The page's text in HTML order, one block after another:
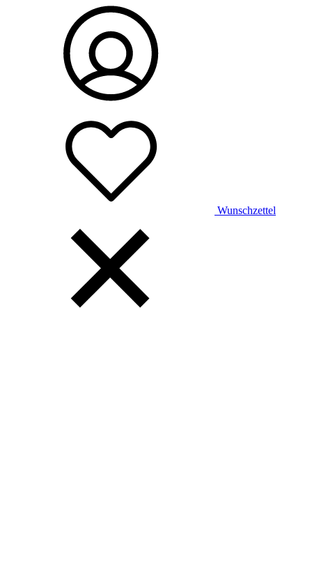
Wunschzettel